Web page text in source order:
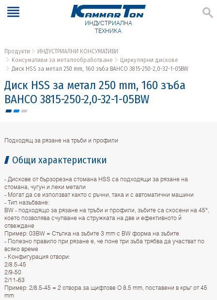
ИНДУСТРИАЛНА
ТЕХНИКА
Продукти
ИНДУСТРИАЛНИ КОНСУМАТИВИ
Консумативи за металообработване
Циркулярни дискове
Диск HSS за метал 250 mm, 160 зъба BAHCO 3815-250-2,0-32-1-05BW
Диск HSS за метал 250 mm, 160 зъба
BAHCO 3815-250-2,0-32-1-05BW
Подходящ за рязане на тръби и профили
Общи характеристики
- Дискове от бързорезна стомана HSS са подходящи за рязане на
стомана, чугун и леки метали
- Могат да се използват както с ръчни, така и с автоматични машини
- Тип назъбване:
BW - подходящо за рязане на тръби и профили, зъбите са скосени на 45°,
което позволява счупване на стружката на две и ефективното й
отвеждане
Пример: 03BW = Стъпка на зъбите 3 mm с BW форма на зъбите
- Полезно правило при рязане е, че поне три зъба трябва да участват по
всяко време
- Конфигурация отвори:
2/8.5-45
2/9-50
2/11-63
Пример: 2/8.5-45 = 2 отвора за щифтове O 8.5 mm, поставени в кръг от 45
mm